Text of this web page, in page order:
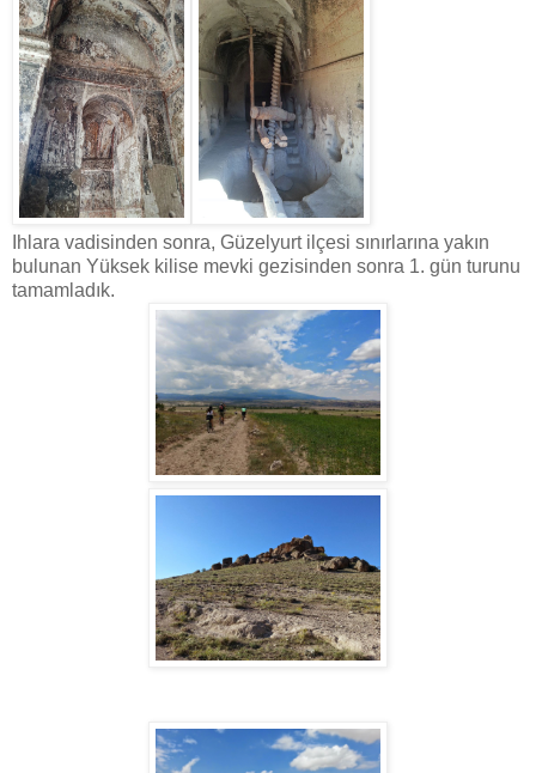
Ihlara vadisinden sonra, Güzelyurt ilçesi sınırlarına yakın
bulunan Yüksek kilise mevki gezisinden sonra 1. gün turunu
tamamladık.